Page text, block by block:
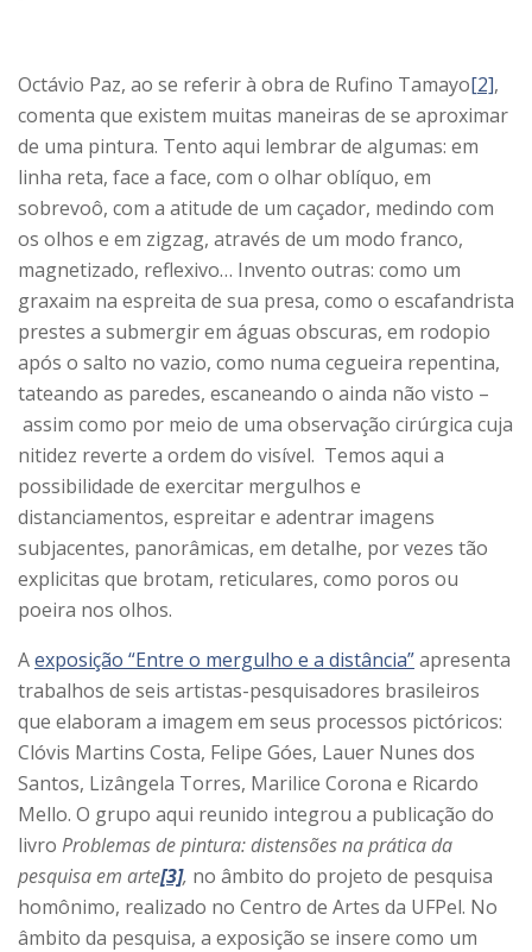
Octávio Paz, ao se referir à obra de Rufino Tamayo[2],
comenta que existem muitas maneiras de se aproximar
de uma pintura. Tento aqui lembrar de algumas: em
linha reta, face a face, com o olhar oblíquo, em
sobrevoô, com a atitude de um caçador, medindo com
os olhos e em zigzag, através de um modo franco,
magnetizado, reflexivo… Invento outras: como um
graxaim na espreita de sua presa, como o escafandrista
prestes a submergir em águas obscuras, em rodopio
após o salto no vazio, como numa cegueira repentina,
tateando as paredes, escaneando o ainda não visto –
assim como por meio de uma observação cirúrgica cuja
nitidez reverte a ordem do visível. Temos aqui a
possibilidade de exercitar mergulhos e
distanciamentos, espreitar e adentrar imagens
subjacentes, panorâmicas, em detalhe, por vezes tão
explicitas que brotam, reticulares, como poros ou
poeira nos olhos.
Aexposição “Entre o mergulho e a distância”apresenta
trabalhos de seis artistas-pesquisadores brasileiros
que elaboram a imagem em seus processos pictóricos:
Clóvis Martins Costa, Felipe Góes, Lauer Nunes dos
Santos, Lizângela Torres, Marilice Corona e Ricardo
Mello. O grupo aqui reunido integrou a publicação do
livro Problemas de pintura: distensões na prática da
pesquisa em arte[3], no âmbito do projeto de pesquisa
homônimo, realizado no Centro de Artes da UFPel. No
âmbito da pesquisa, a exposição se insere como um